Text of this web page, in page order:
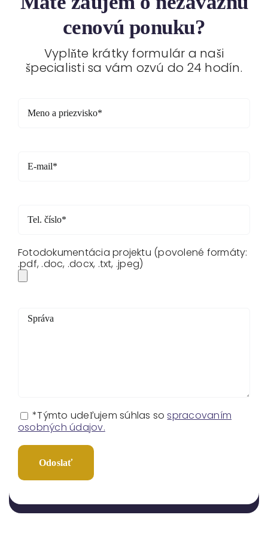
cenovú ponuku?
Vyplňte krátky formulár a naši
špecialisti sa vám ozvú do 24 hodín.
Fotodokumentácia projektu (povolené formáty:
.pdf, .doc, .docx, .txt, .jpeg)
*Týmto udeľujem súhlas sospracovaním
osobných údajov.